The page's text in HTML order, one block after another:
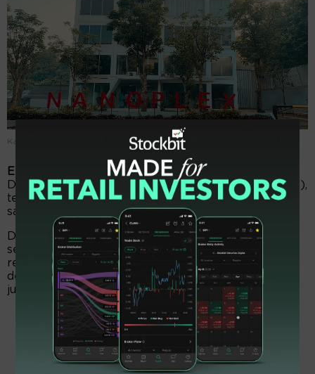
Kantor usaha NANO.
EmitenNews.com -Mochamad Arief Iskandar,
Direktur PT Nanotech Indonesia Global Tbk. (NANO),
tercatat mendivestasikan tabungan kepemilikan
sahamnya di Perseroan pada Kamis (11/9/2025).
Dalam keterangan tertulisnya, Arief melepas
sebanyak 290.000 lembar saham NANO pada
rentang harga Rp61–Rp63 per saham. Dengan
demikian, nilai transaksi tersebut berkisar Rp17,69
juta hingga Rp18,27 juta.